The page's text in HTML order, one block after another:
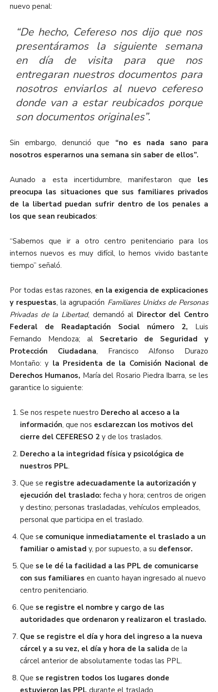
nuevo penal:
“De hecho, Cefereso nos dijo que nos
presentáramos la siguiente semana
en día de visita para que nos
entregaran nuestros documentos para
nosotros enviarlos al nuevo cefereso
donde van a estar reubicados porque
son documentos originales”.
Sin embargo, denunció que “no es nada sano para
nosotros esperarnos una semana sin saber de ellos”.
Aunado a esta incertidumbre, manifestaron que les
preocupa las situaciones que sus familiares privados
de la libertad puedan sufrir dentro de los penales a
los que sean reubicados:
“Sabemos que ir a otro centro penitenciario para los
internos nuevos es muy difícil, lo hemos vivido bastante
tiempo” señaló.
Por todas estas razones, en la exigencia de explicaciones
y respuestas, la agrupación Familiares Unidxs de Personas
Privadas de la Libertad, demandó al Director del Centro
Federal de Readaptación Social número 2, Luis
Fernando Mendoza; al Secretario de Seguridad y
Protección Ciudadana, Francisco Alfonso Durazo
Montaño: y la Presidenta de la Comisión Nacional de
Derechos Humanos, María del Rosario Piedra Ibarra, se les
garantice lo siguiente:
Se nos respete nuestro Derecho al acceso a la
información, que nos esclarezcan los motivos del
cierre del CEFERESO 2 y de los traslados.
Derecho a la integridad física y psicológica de
nuestros PPL.
Que se registre adecuadamente la autorización y
ejecución del traslado: fecha y hora; centros de origen
y destino; personas trasladadas, vehículos empleados,
personal que participa en el traslado.
Que se comunique inmediatamente el traslado a un
familiar o amistad y, por supuesto, a su defensor.
Que se le dé la facilidad a las PPL de comunicarse
con sus familiares en cuanto hayan ingresado al nuevo
centro penitenciario.
Que se registre el nombre y cargo de las
autoridades que ordenaron y realizaron el traslado.
Que se registre el día y hora del ingreso a la nueva
cárcel y a su vez, el día y hora de la salida de la
cárcel anterior de absolutamente todas las PPL.
Que se registren todos los lugares donde